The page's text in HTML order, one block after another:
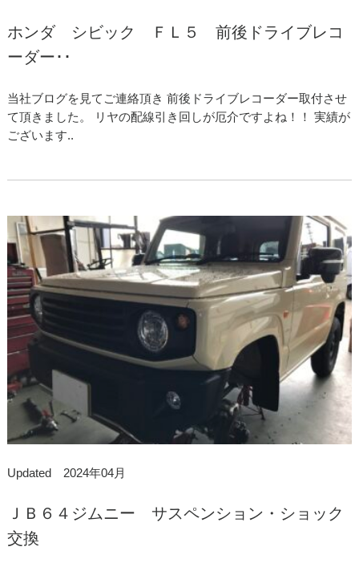
ホンダ シビック ＦＬ５ 前後ドライブレコ
ーダー･･
当社ブログを見てご連絡頂き 前後ドライブレコーダー取付させ
て頂きました。 リヤの配線引き回しが厄介ですよね！！ 実績が
ございます..
Updated 2024年04月
ＪＢ６４ジムニー サスペンション・ショック
交換